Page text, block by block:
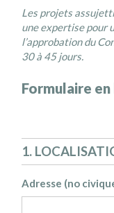
Les projets
une expertise pour
l’approbation du
30 à 45 jours.
Formulaire en
1.
Adresse (no